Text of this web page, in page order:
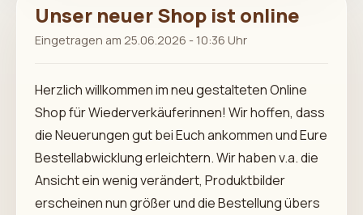
Unser neuer Shop ist online
Eingetragen am 25.06.2026 - 10:36 Uhr
Herzlich willkommen im neu gestalteten Online
Shop für Wiederverkäuferinnen! Wir hoffen, dass
die Neuerungen gut bei Euch ankommen und Eure
Bestellabwicklung erleichtern. Wir haben v.a. die
Ansicht ein wenig verändert, Produktbilder
erscheinen nun größer und die Bestellung übers